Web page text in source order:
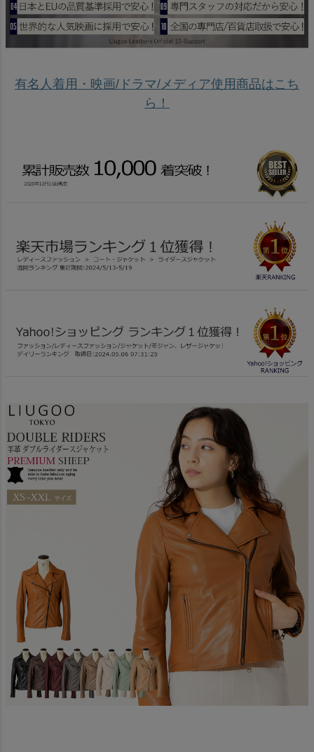
有名人着用・映画/ドラマ/メディア使用商品はこち
ら！